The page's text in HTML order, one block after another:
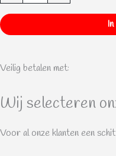
aantal
Veilig betalen met:
Wij selecteren
Voor al onze klanten een